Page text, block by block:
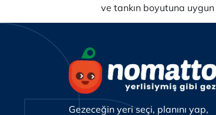
ve tankın boyutuna
Gezeceğin yeri seçi, planını yap,